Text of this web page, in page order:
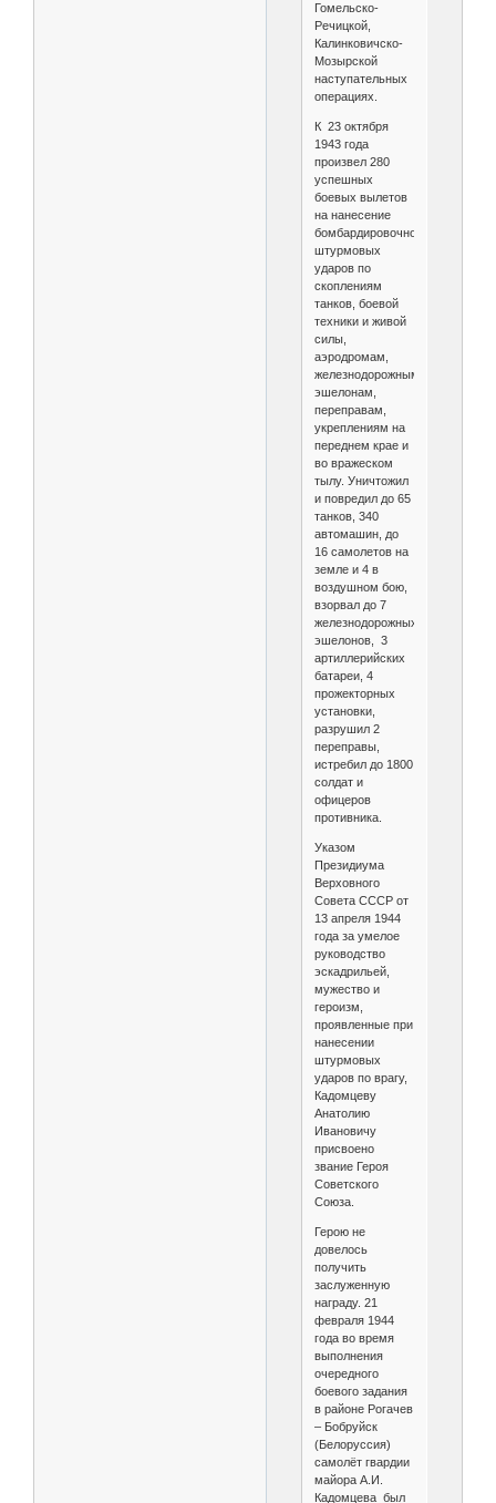
Гомельско-
Речицкой,
Калинковичско-
Мозырской
наступательных
операциях.
К 23 октября
1943 года
произвел 280
успешных
боевых вылетов
на нанесение
бомбардировочно-
штурмовых
ударов по
скоплениям
танков, боевой
техники и живой
силы,
аэродромам,
железнодорожным
эшелонам,
переправам,
укреплениям на
переднем крае и
во вражеском
тылу. Уничтожил
и повредил до 65
танков, 340
автомашин, до
16 самолетов на
земле и 4 в
воздушном бою,
взорвал до 7
железнодорожных
эшелонов, 3
артиллерийских
батареи, 4
прожекторных
установки,
разрушил 2
переправы,
истребил до 1800
солдат и
офицеров
противника.
Указом
Президиума
Верховного
Совета СССР от
13 апреля 1944
года за умелое
руководство
эскадрильей,
мужество и
героизм,
проявленные при
нанесении
штурмовых
ударов по врагу,
Кадомцеву
Анатолию
Ивановичу
присвоено
звание Героя
Советского
Союза.
Герою не
довелось
получить
заслуженную
награду. 21
февраля 1944
года во время
выполнения
очередного
боевого задания
в районе Рогачев
– Бобруйск
(Белоруссия)
самолёт гвардии
майора А.И.
Кадомцева был